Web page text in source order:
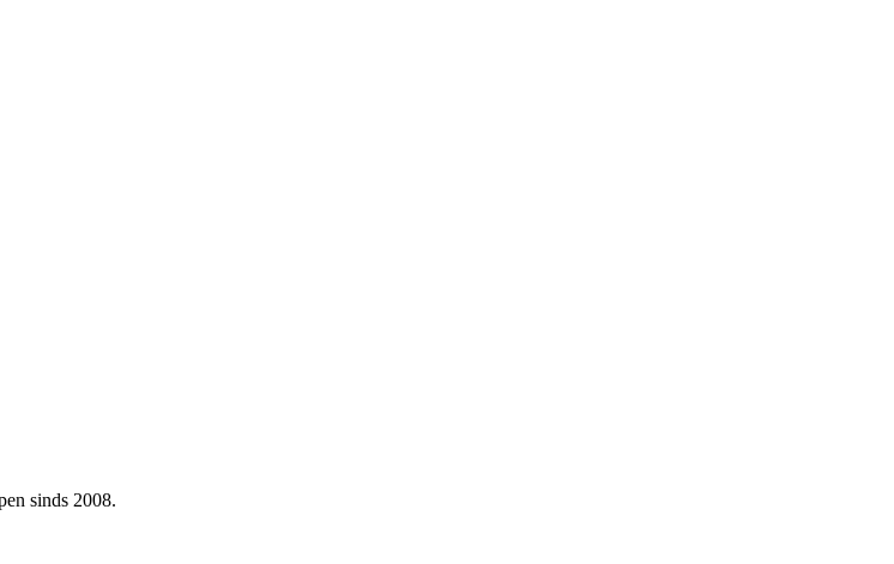
sinds 2008.